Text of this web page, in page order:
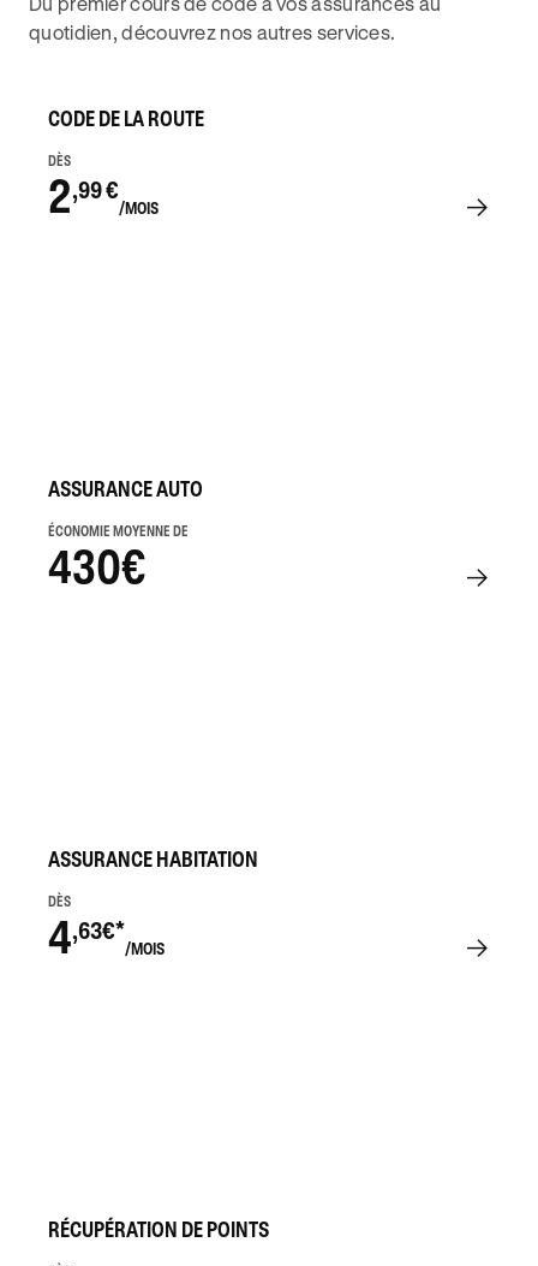
quotidien, découvrez nos autres services.
CODE DE LA ROUTE
DÈS
2,99 €
/MOIS
ASSURANCE AUTO
ÉCONOMIE MOYENNE DE
430€
ASSURANCE HABITATION
DÈS
4,63€*
/MOIS
RÉCUPÉRATION DE POINTS